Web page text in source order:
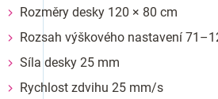
Rozměry desky 120 × 80 cm
Rozsah výškového nastavení
Síla desky 25 mm
Rychlost zdvihu 25 mm/s